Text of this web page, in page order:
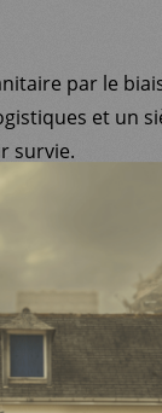
par le
et un
survie.
à Gaza,
locaux, des
opérations de